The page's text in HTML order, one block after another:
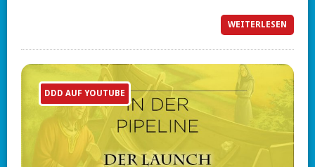
WEITERLESEN
DDD AUF YOUTUBE